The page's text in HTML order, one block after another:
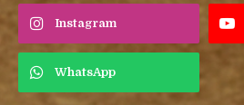
Instagram
WhatsApp